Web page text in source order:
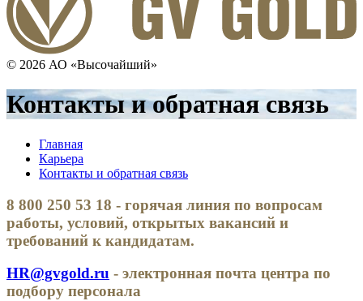
© 2026 АО «Высочайший»
Контакты и обратная связь
Главная
Карьера
Контакты и обратная связь
8 800 250 53 18 - горячая линия по вопросам
работы, условий, открытых вакансий и
требований к кандидатам.
HR@gvgold.ru - электронная почта центра по
подбору персонала